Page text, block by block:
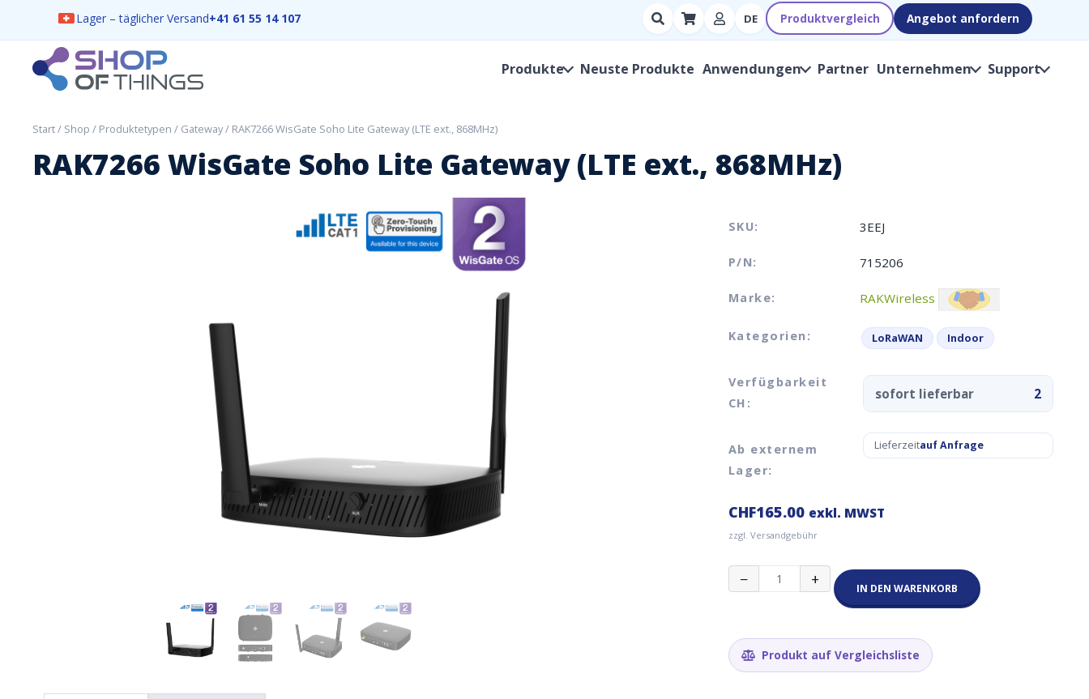
Lager – täglicher Versand+41 61 55 14 107
Suchen
nach
Hersteller,
DE Produktvergleich Angebot anfordern
ShopOfThings
Produkte Neuste Produkte Anwendungen Partner Unternehmen Support
Start/ Shop / Produktetypen / Gateway/ RAK7266 WisGate Soho Lite Gateway (LTE ext., 868MHz)
RAK7266 WisGate Soho Lite Gateway (LTE ext., 868MHz)
SKU: 3EEJ
P/N: 715206
Marke: RAKWireless
Kategorien: LoRaWAN Indoor
Verfügbarkeit
CH:
sofort lieferbar 2
Ab externem
Lager:
Lieferzeitauf Anfrage
CHF165.00 exkl. MWST
zzgl. Versandgebühr
−
RAK7266
WisGate
(LTE
ext.,
+ IN DEN WARENKORB
Produkt auf Vergleichsliste